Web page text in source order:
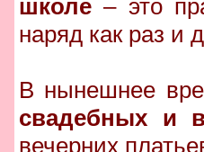
школе – это
наряд как раз и
В нынешнее
свадебных и
вечерних